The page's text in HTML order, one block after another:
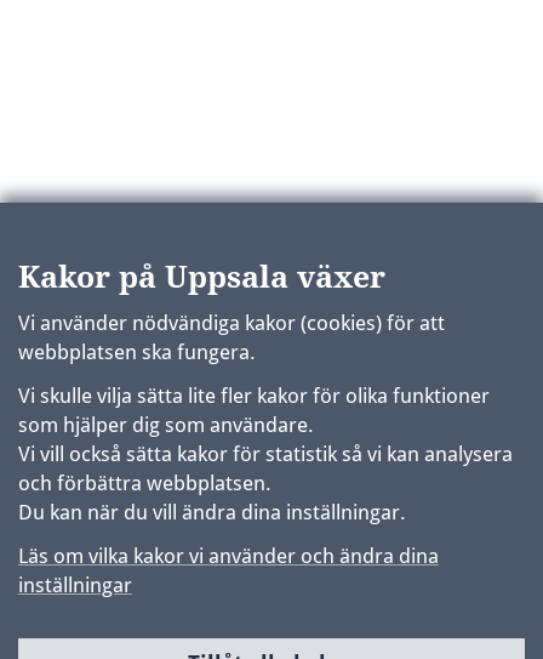
Kakor på Uppsala växer
Vi använder nödvändiga kakor (cookies) för att
webbplatsen ska fungera.
Vi skulle vilja sätta lite fler kakor för olika funktioner
som hjälper dig som användare.
Vi vill också sätta kakor för statistik så vi kan analysera
och förbättra webbplatsen.
Du kan när du vill ändra dina inställningar.
Läs om vilka kakor vi använder och ändra dina
inställningar